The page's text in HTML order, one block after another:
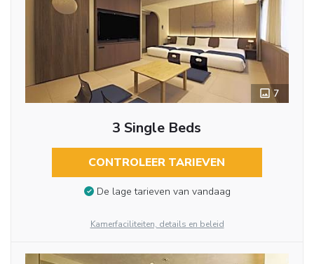
7
3 Single Beds
CONTROLEER TARIEVEN
De lage tarieven van vandaag
Kamerfaciliteiten, details en beleid